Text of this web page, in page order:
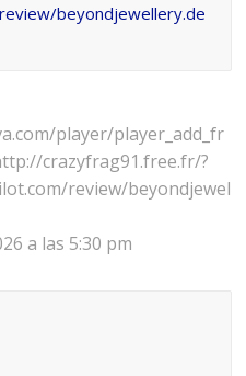
beyondjewellery.de
player/player_add_fr
crazyfrag91.free.fr/?
review/beyondjewel
a las 5:30 pm